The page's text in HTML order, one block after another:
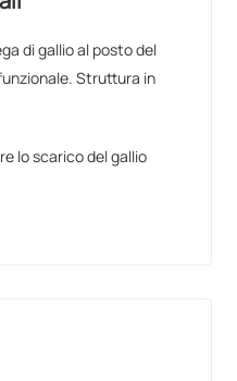
di gallio al posto del
Struttura in
lo scarico del gallio